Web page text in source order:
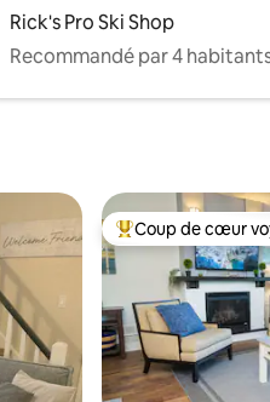
Rick's Pro Ski Shop
Recommandé par 4
Coups de cœur
Coup de cœur